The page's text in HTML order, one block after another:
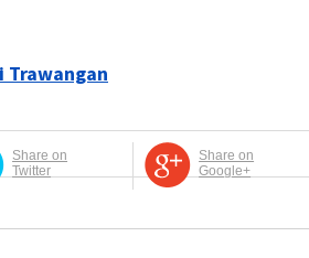
Trawangan
Share on
Twitter
Share on
Google+